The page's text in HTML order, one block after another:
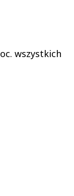
wszystkich